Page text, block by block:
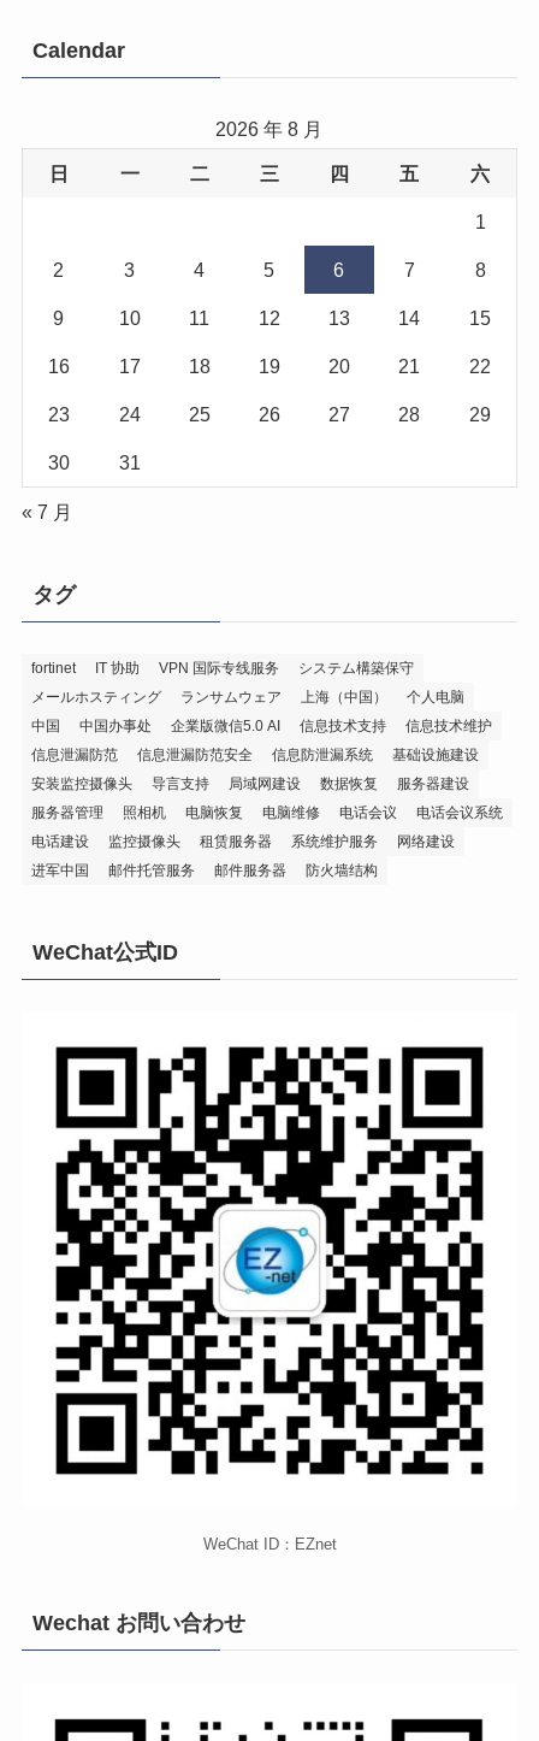
Calendar
2026 年 8 月
日 一 二 三 四 五 六
1
2 3 4 5 6 7 8
9 10 11 12 13 14 15
16 17 18 19 20 21 22
23 24 25 26 27 28 29
30 31
« 7 月
タグ
fortinet IT 协助 VPN 国际专线服务
システム構築保守
メールホスティング
ランサムウェア 上海（中国）
个人电脑
中国
中国办事处 企業版微信5.0 AI 信息技术支持
信息技术维护
信息泄漏防范
信息泄漏防范安全 信息防泄漏系统
基础设施建设
安装监控摄像头
导言支持 局域网建设 数据恢复
服务器建设
服务器管理
照相机 电脑恢复 电脑维修 电话会议
电话会议系统
电话建设
监控摄像头 租赁服务器 系统维护服务
网络建设
进军中国
邮件托管服务 邮件服务器 防火墙结构
WeChat公式ID
WeChat ID：EZnet
Wechat お問い合わせ